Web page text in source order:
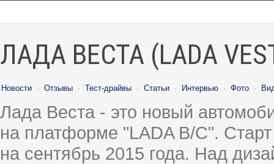
ЛАДА ВЕСТА (LADA
Новости · Отзывы · Тест-драйвы · Статьи · Интервью · Фото ·
Лада Веста - это новый
на платформе "LADA B/C".
на сентябрь 2015 года. Над